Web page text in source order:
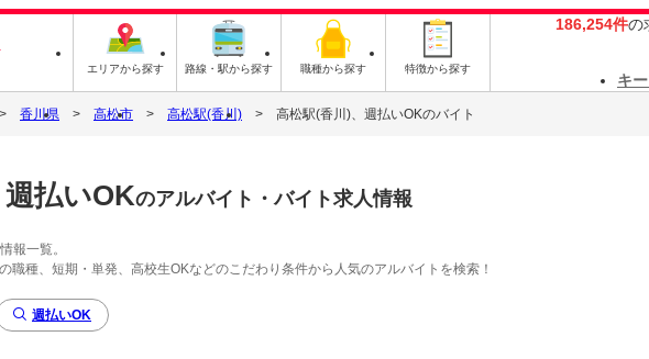
エリアから探す 路線・駅から探す 職種から探す 特徴から探す
186,254件の
キ
香川県 高松市 高松駅(香川) 高松駅(香川)、週払いOKのバイト
払いOKのアルバイト・バイト求人情報
報一覧。
職種、短期・単発、高校生OKなどのこだわり条件から人気のアルバイトを検索！
週払いOK